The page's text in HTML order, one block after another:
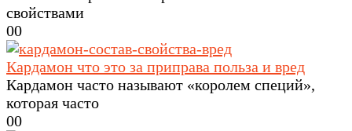
свойствами
00
Кардамон что это за приправа польза и вред
Кардамон часто называют «королем специй»,
которая часто
00